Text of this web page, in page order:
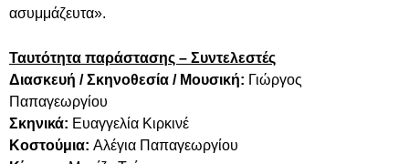
ασυμμάζευτα».
Ταυτότητα παράστασης – Συντελεστές
Διασκευή / Σκηνοθεσία / Μουσική: Γιώργος
Παπαγεωργίου
Σκηνικά: Ευαγγελία Κιρκινέ
Κοστούμια: Αλέγια Παπαγεωργίου